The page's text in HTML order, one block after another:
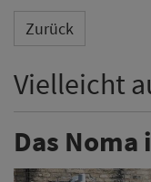
Zurück
Vielleicht
Das